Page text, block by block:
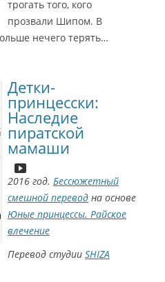
трогать того, кого
прозвали Шипом. В
нечего терять…
Детки-
принцесски:
Наследие
пиратской
мамаши
2016 год. Бессюжетный
смешной перевод на основе
Юные принцессы. Райское
влечение
Перевод студии SHIZA